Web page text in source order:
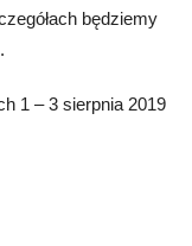
będziemy
1 – 3 sierpnia 2019